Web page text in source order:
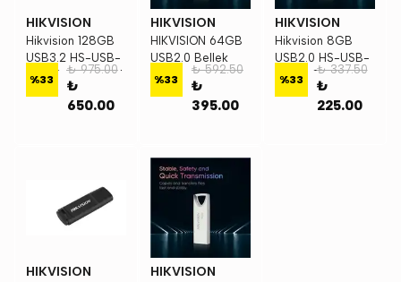
HIKVISION
Hikvision 128GB
USB3.2 HS-USB-
M210P-128G Flash
%33
₺ 975.00
₺
650.00
HIKVISION
HIKVISION 64GB
USB2.0 Bellek
%33
₺ 592.50
₺
395.00
HIKVISION
Hikvision 8GB
USB2.0 HS-USB-
M200-8G Metal
Flash Bellek
%33
₺ 337.50
₺
225.00
HIKVISION HIKVISION